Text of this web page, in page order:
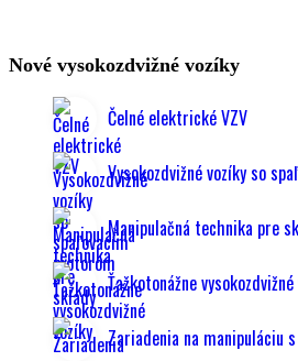
Nové vysokozdvižné vozíky
Čelné elektrické VZV
Vysokozdvižné vozíky so
Manipulačná technika pre
Ťažkotonážne
Zariadenia na manipuláciu